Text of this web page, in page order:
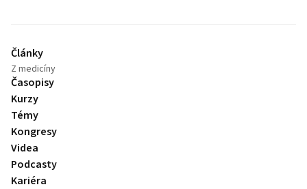
Články
Z medicíny
Časopisy
Kurzy
Témy
Kongresy
Videa
Podcasty
Kariéra